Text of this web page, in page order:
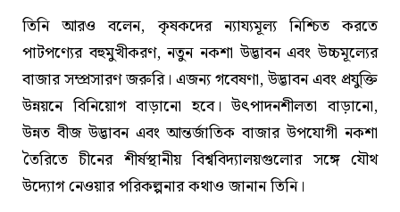
তিনি আরও বলেন, কৃষকদের ন্যায্যমূল্য নিশ্চিত করতে
পাটপণ্যের বহুমুখীকরণ, নতুন নকশা উদ্ভাবন এবং উচ্চমূল্যের
বাজার সম্প্রসারণ জরুরি। এজন্য গবেষণা, উদ্ভাবন এবং প্রযুক্তি
উন্নয়নে বিনিয়োগ বাড়ানো হবে। উৎপাদনশীলতা বাড়ানো,
উন্নত বীজ উদ্ভাবন এবং আন্তর্জাতিক বাজার উপযোগী নকশা
তৈরিতে চীনের শীর্ষস্থানীয় বিশ্ববিদ্যালয়গুলোর সঙ্গে যৌথ
উদ্যোগ নেওয়ার পরিকল্পনার কথাও জানান তিনি।